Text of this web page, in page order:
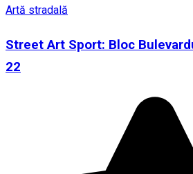
Artă stradală
Street Art Sport: Bloc
22